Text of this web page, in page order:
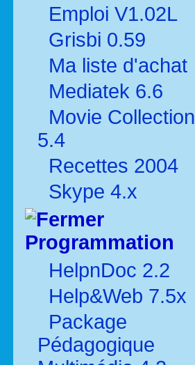
Emploi V1.02L
Grisbi 0.59
Ma liste d'achat
Mediatek 6.6
Movie Collection
5.4
Recettes 2004
Skype 4.x
Programmation
HelpnDoc 2.2
Help&Web 7.5x
Package
Pédagogique